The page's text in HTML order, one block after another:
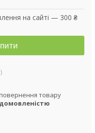
на сайті — 300 ₴
товару